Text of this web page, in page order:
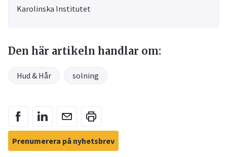
Karolinska Institutet
Den här artikeln handlar om:
Hud & Hår solning
Prenumerera på nyhetsbrev